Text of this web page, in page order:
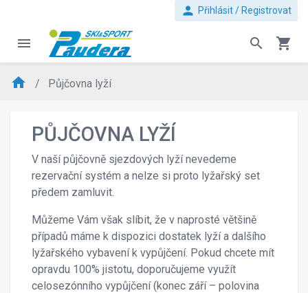
person Přihlásit / Registrovat
menu search shopping_cart
home Půjčovna lyží
PŮJČOVNA LYŽÍ
V naší půjčovně sjezdových lyží nevedeme
rezervační systém a nelze si proto lyžařský set
předem zamluvit.
Můžeme Vám však slíbit, že v naprosté většině
případů máme k dispozici dostatek lyží a dalšího
lyžařského vybavení k vypůjčení. Pokud chcete mít
opravdu 100% jistotu, doporučujeme využít
celosezónního vypůjčení (konec září – polovina